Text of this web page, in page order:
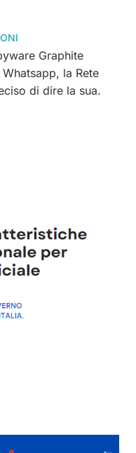
Graphite
la Rete
di dire la sua.